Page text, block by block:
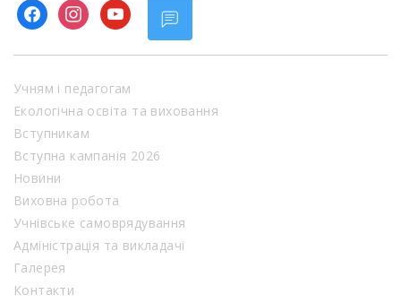
facebookinstagram
youtube
Учням і педагогам
Екологічна освіта та виховання
Вступникам
Вступна кампанія 2026
Новини
Виховна робота
Учнівське самоврядування
Адміністрація та викладачі
Галерея
Контакти